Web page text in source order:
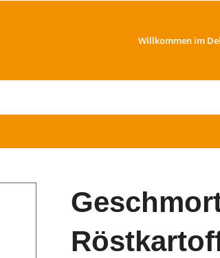
Willkommen im